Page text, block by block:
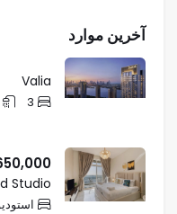
آخرین موارد
Valia
3
Studio